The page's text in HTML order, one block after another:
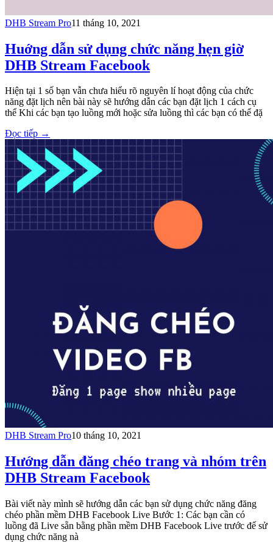
DHB Stream Pro11 tháng 10, 2021
Huớng dẫn sử dụng chức năng hẹn giờ
DHB Stream Facebook
Hiện tại 1 số bạn vẫn chưa hiểu rõ nguyên lí hoạt động của chức
năng đặt lịch nên bài này sẽ hướng dẫn các bạn đặt lịch 1 cách cụ
thể Khi các bạn tạo luồng mới hoặc sửa luồng thì các bạn có thể đặ
Đọc tiếp →
DHB Stream Pro10 tháng 10, 2021
Hướng dẫn đăng chéo trang và nhóm trên
DHB Stream Facebook​
Bài viết này mình sẽ hướng dẫn các bạn sử dụng chức năng đăng
chéo phần mềm DHB Facebook Live Bước 1: Các bạn cần có
luồng đã Live sẵn bằng phần mềm DHB Facebook Live trước đế sử
dụng chức năng nà